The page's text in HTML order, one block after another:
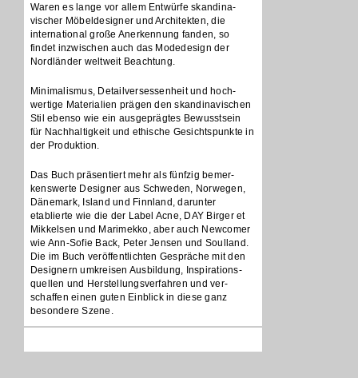
Waren es lange vor allem Entwürfe skandina-
vischer Möbeldesigner und Architekten, die
international große Anerkennung fanden, so
findet inzwischen auch das Modedesign der
Nordländer weltweit Beachtung.
Minimalismus, Detailversessenheit und hoch-
wertige Materialien prägen den skandinavischen
Stil ebenso wie ein ausgeprägtes Bewusstsein
für Nachhaltigkeit und ethische Gesichtspunkte in
der Produktion.
Das Buch präsentiert mehr als fünfzig bemer-
kenswerte Designer aus Schweden, Norwegen,
Dänemark, Island und Finnland, darunter
etablierte wie die der Label Acne, DAY Birger et
Mikkelsen und Marimekko, aber auch Newcomer
wie Ann-Sofie Back, Peter Jensen und Soulland.
Die im Buch veröffentlichten Gespräche mit den
Designern umkreisen Ausbildung, Inspirations-
quellen und Herstellungsverfahren und ver-
schaffen einen guten Einblick in diese ganz
besondere Szene.